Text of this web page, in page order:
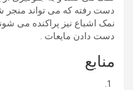
دست رفته که می تواند
نمک اشباع نیز پراکنده می
دست دادن مایعات .
منابع